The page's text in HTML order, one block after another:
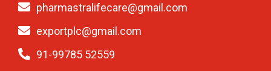
pharmastralifecare@gmail.com
exportplc@gmail.com
91-99785 52559